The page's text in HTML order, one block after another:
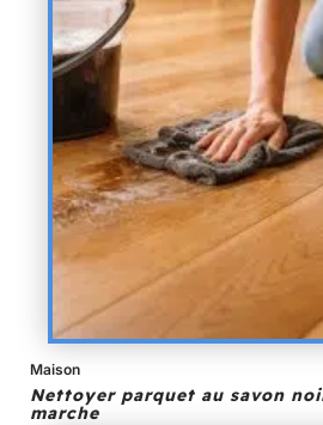
Maison
Nettoyer parquet au savon
marche